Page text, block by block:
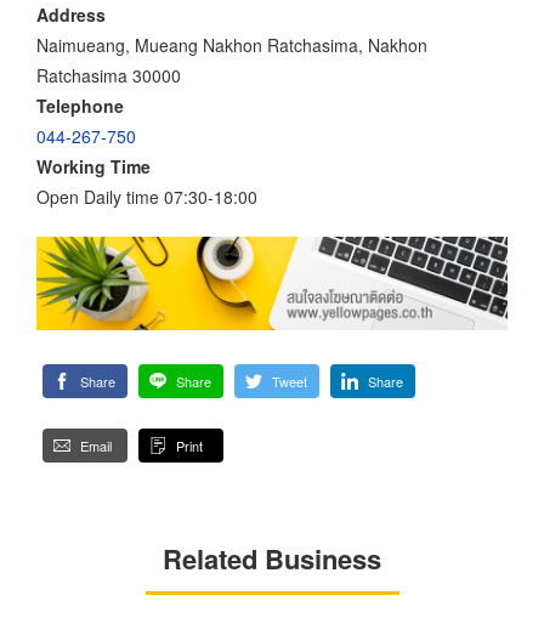
Address
Naimueang, Mueang Nakhon Ratchasima, Nakhon
Ratchasima 30000
Telephone
044-267-750
Working Time
Open Daily time 07:30-18:00
Share Share Tweet Share
Email Print
Related Business